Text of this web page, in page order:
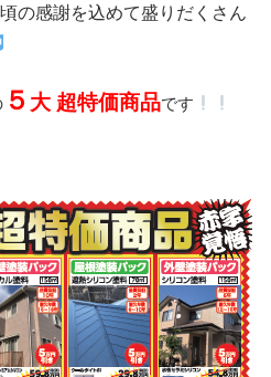
の感謝を込めて盛りだくさん
５ 大 超特価商品です